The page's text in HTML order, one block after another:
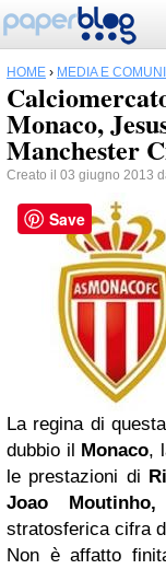
HOME › MEDIA E
Monaco,
Manchester
Creato il 03 giugno 2013
La regina di
dubbio il Monaco,
le prestazioni di
Joao
stratosferica cifra
Non è affatto
Save